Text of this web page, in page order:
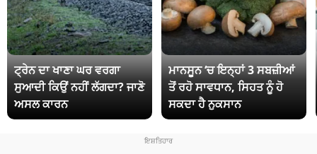
ਟ੍ਰੇਨ ਦਾ ਖਾਣਾ ਘਰ ਵਰਗਾ
ਸੁਆਦੀ ਕਿਉਂ ਨਹੀਂ ਲੱਗਦਾ? ਜਾਣੋ
ਅਸਲ ਕਾਰਨ
ਮਾਨਸੂਨ ‘ਚ ਇਨ੍ਹਾਂ 3 ਸਬਜ਼ੀਆਂ
ਤੋਂ ਰਹੋ ਸਾਵਧਾਨ, ਸਿਹਤ ਨੂੰ ਹੋ
ਸਕਦਾ ਹੈ ਨੁਕਸਾਨ